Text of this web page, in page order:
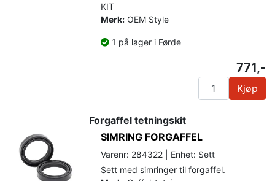
KIT
Merk: OEM Style
1 på lager i Førde
771,-
Kjøp
Forgaffel tetningskit
SIMRING FORGAFFEL
Varenr: 284322 | Enhet: Sett
Sett med simringer til forgaffel.